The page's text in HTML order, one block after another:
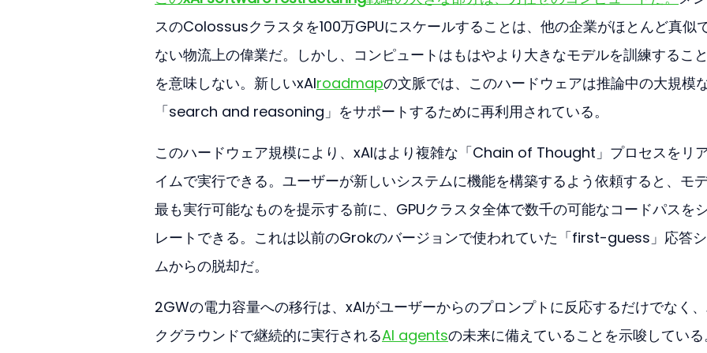
スのColossusクラスタを100万GPUにスケールすることは、他の企業がほとんど真似
ない物流上の偉業だ。しかし、コンピュートはもはやより大きなモデルを訓練するこ
を意味しない。新しいxAIroadmapの文脈では、このハードウェアは推論中の大規模
「search and reasoning」をサポートするために再利用されている。
このハードウェア規模により、xAIはより複雑な「Chain of Thought」プロセスをリ
イムで実行できる。ユーザーが新しいシステムに機能を構築するよう依頼すると、モ
最も実行可能なものを提示する前に、GPUクラスタ全体で数千の可能なコードパスを
レートできる。これは以前のGrokのバージョンで使われていた「first-guess」応答
ムからの脱却だ。
2GWの電力容量への移行は、xAIがユーザーからのプロンプトに反応するだけでなく
クグラウンドで継続的に実行されるAI agentsの未来に備えていることを示唆してい